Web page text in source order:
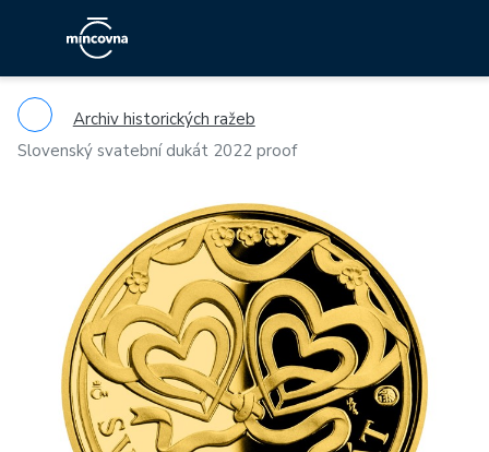
Archiv historických ražeb
Slovenský svatební dukát 2022 proof
Previous